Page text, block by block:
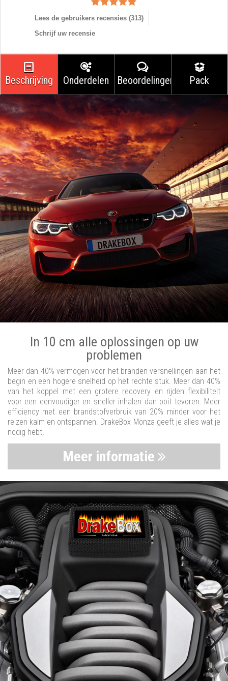
Lees de gebruikers recensies (313)
Schrijf uw recensie
Beschrijving Onderdelen Beoordelingen Pack
In 10 cm alle oplossingen op uw
problemen
Meer dan 40% vermogen voor het branden versnellingen aan het
begin en een hogere snelheid op het rechte stuk. Meer dan 40%
van het koppel met een grotere recovery en rijden flexibiliteit
voor een eenvoudiger en sneller inhalen dan ooit tevoren. Meer
efficiency met een brandstofverbruik van 20% minder voor het
reizen kalm en ontspannen. DrakeBox Monza geeft je alles wat je
nodig hebt.
Meer informatie